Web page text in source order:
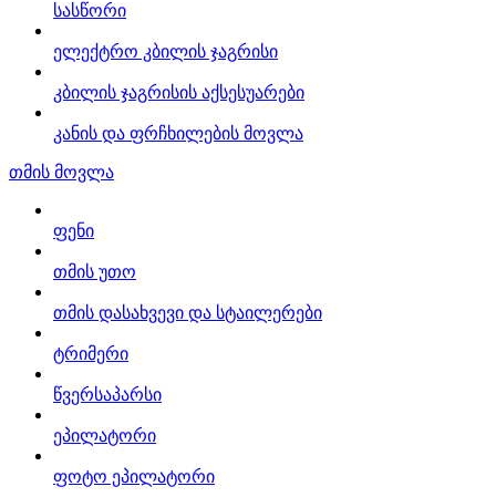
სასწორი
ელექტრო კბილის ჯაგრისი
კბილის ჯაგრისის აქსესუარები
კანის და ფრჩხილების მოვლა
თმის მოვლა
ფენი
თმის უთო
თმის დასახვევი და სტაილერები
ტრიმერი
წვერსაპარსი
ეპილატორი
ფოტო ეპილატორი